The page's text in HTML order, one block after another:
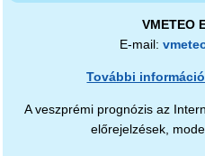
VMETEO
E-mail:
További
A veszprémi prognózis az
előrejelzések,